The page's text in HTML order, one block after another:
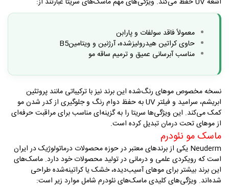
معمولاً فاقد سولفات و پارابن
حاوی کراتین هیدرولیزشده، آرژنین و ویتامینB5
مناسب آبرسانی عمیق و ترمیم ساقه مو
نسخه مخصوص موهای رنگ‌شده این برند نیز با ترکیباتی مانند پروتئین
ابریشم، سرامید و فیلترUVبه حفظ دوام رنگ و جلوگیری از کدر شدن مو
کمک می‌کند. این ویژگی‌ها سریتا را به گزینه‌ای مناسب برای مراقبت حرفه‌ای
از موهای تحت درمان تبدیل کرده است.
ماسک مو نئودرم
Neuderm یکی از برندهای معتبر در حوزه محصولات درماتولوژیک در ایران
است که رویکردی علمی و درمانی در تولید محصولات خود دارد. ماسک‌های
این برند بیشتر برای موهای آسیب‌دیده، خشک یا کراتینه‌شده طراحی
شده‌اند. ویژگی‌های کلیدی ماسک‌های نئودرم شامل موارد زیر است: